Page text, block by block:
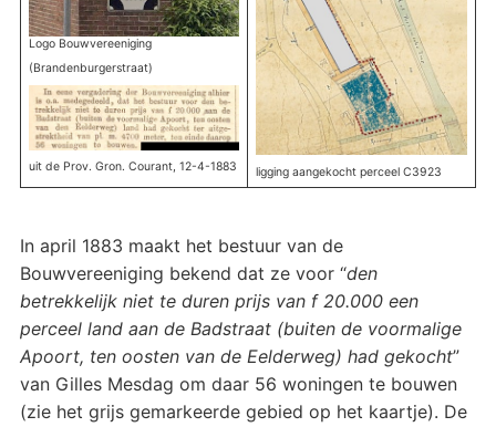
Logo Bouwvereeniging
(Brandenburgerstraat)
uit de Prov. Gron. Courant, 12-4-1883 ligging aangekocht perceel C3923
In april 1883 maakt het bestuur van de
Bouwvereeniging bekend dat ze voor “den
betrekkelijk niet te duren prijs van f 20.000 een
perceel land aan de Badstraat (buiten de voormalige
Apoort, ten oosten van de Eelderweg) had gekocht”
van Gilles Mesdag om daar 56 woningen te bouwen
(zie het grijs gemarkeerde gebied op het kaartje). De